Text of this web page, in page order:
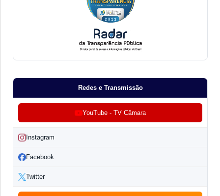
Redes e Transmissão
YouTube - TV Câmara
Instagram
Facebook
Twitter